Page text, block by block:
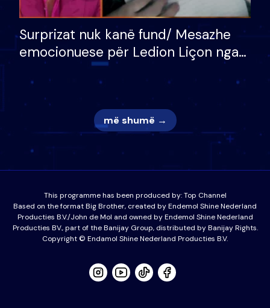
Surprizat nuk kanë fund/ Mesazhe
emocionuese për Ledion Liçon nga
nëna dhe fëmijët e tij, moderatori
nuk i mban dot lotët: Nuk meritoj…
më shumë →
This programme has been produced by:Top Channel
Based on the format Big Brother, created by Endemol Shine Nederland
Producties B.V./John de Mol and owned by Endemol Shine Nederland
Producties BV., part of the Banijay Group, distributed by Banijay Rights.
Copyright © Endamol Shine Nederland Producties B.V.